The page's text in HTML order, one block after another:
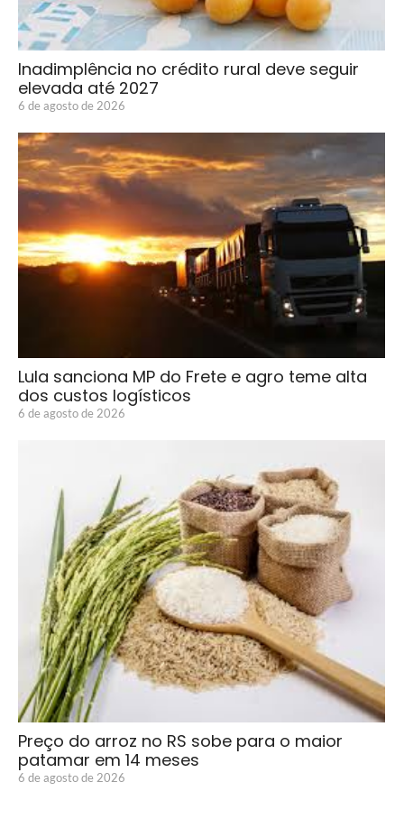
Inadimplência no crédito rural deve seguir
elevada até 2027
6 de agosto de 2026
Lula sanciona MP do Frete e agro teme alta
dos custos logísticos
6 de agosto de 2026
Preço do arroz no RS sobe para o maior
patamar em 14 meses
6 de agosto de 2026